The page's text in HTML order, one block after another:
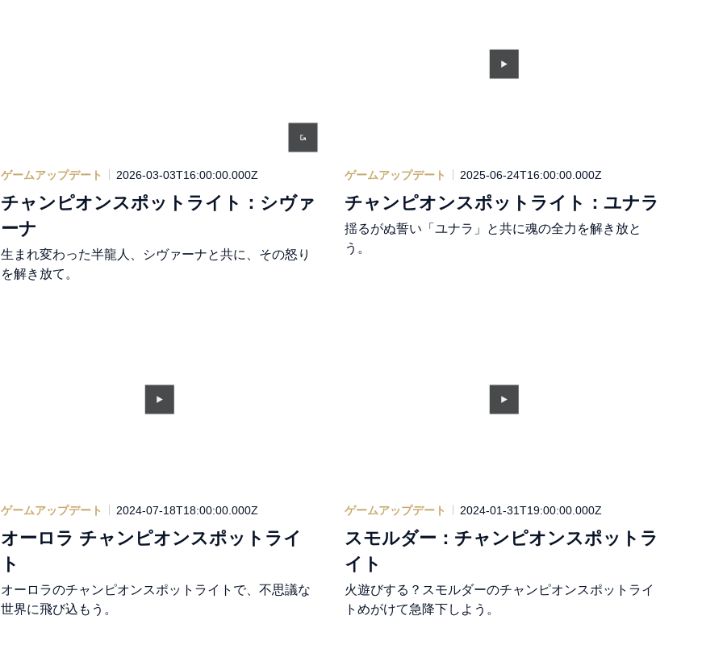
ゲームアップデート 2026-03-03T16:00:00.000Z
チャンピオンスポットライト：シヴァ
ーナ
生まれ変わった半龍人、シヴァーナと共に、その怒り
を解き放て。
ゲームアップデート 2025-06-24T16:00:00.000Z
チャンピオンスポットライト：ユナラ
揺るがぬ誓い「ユナラ」と共に魂の全力を解き放と
う。
ゲームアップデート 2024-07-18T18:00:00.000Z
オーロラ チャンピオンスポットライ
ト
オーロラのチャンピオンスポットライトで、不思議な
世界に飛び込もう。
ゲームアップデート 2024-01-31T19:00:00.000Z
スモルダー：チャンピオンスポットラ
イト
火遊びする？スモルダーのチャンピオンスポットライ
トめがけて急降下しよう。